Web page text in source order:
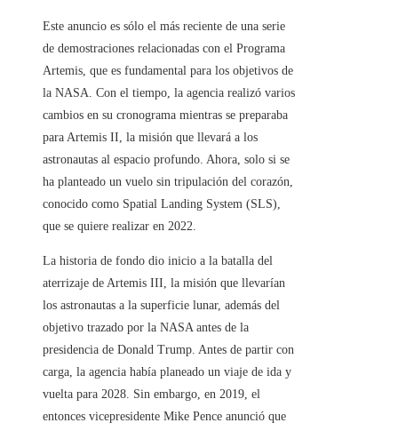
Este anuncio es sólo el más reciente de una serie
de demostraciones relacionadas con el Programa
Artemis, que es fundamental para los objetivos de
la NASA. Con el tiempo, la agencia realizó varios
cambios en su cronograma mientras se preparaba
para Artemis II, la misión que llevará a los
astronautas al espacio profundo. Ahora, solo si se
ha planteado un vuelo sin tripulación del corazón,
conocido como Spatial Landing System (SLS),
que se quiere realizar en 2022.
La historia de fondo dio inicio a la batalla del
aterrizaje de Artemis III, la misión que llevarían
los astronautas a la superficie lunar, además del
objetivo trazado por la NASA antes de la
presidencia de Donald Trump. Antes de partir con
carga, la agencia había planeado un viaje de ida y
vuelta para 2028. Sin embargo, en 2019, el
entonces vicepresidente Mike Pence anunció que